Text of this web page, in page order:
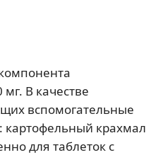
мг. В качестве
вспомогательные
картофельный крахмал
для таблеток с